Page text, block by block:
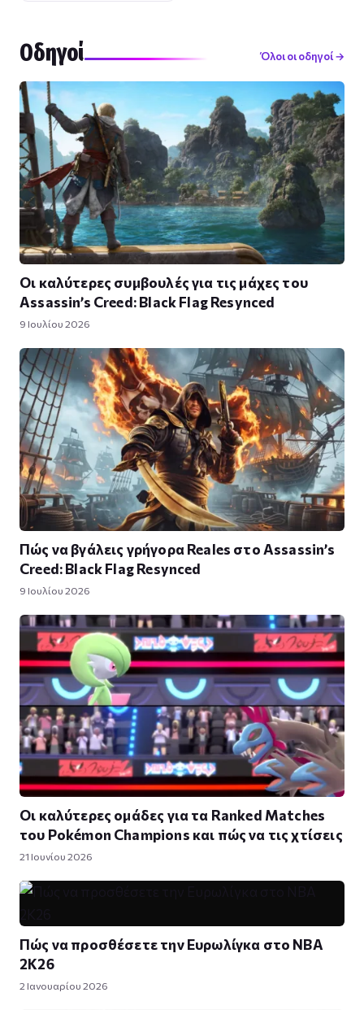
Οδηγοί Όλοι οι οδηγοί →
Οι καλύτερες συμβουλές για τις μάχες του
Assassin’s Creed: Black Flag Resynced
9 Ιουλίου 2026
Πώς να βγάλεις γρήγορα Reales στο Assassin’s
Creed: Black Flag Resynced
9 Ιουλίου 2026
Οι καλύτερες ομάδες για τα Ranked Matches
του Pokémon Champions και πώς να τις χτίσεις
21 Ιουνίου 2026
Πώς να προσθέσετε την Ευρωλίγκα στο NBA
2K26
2 Ιανουαρίου 2026